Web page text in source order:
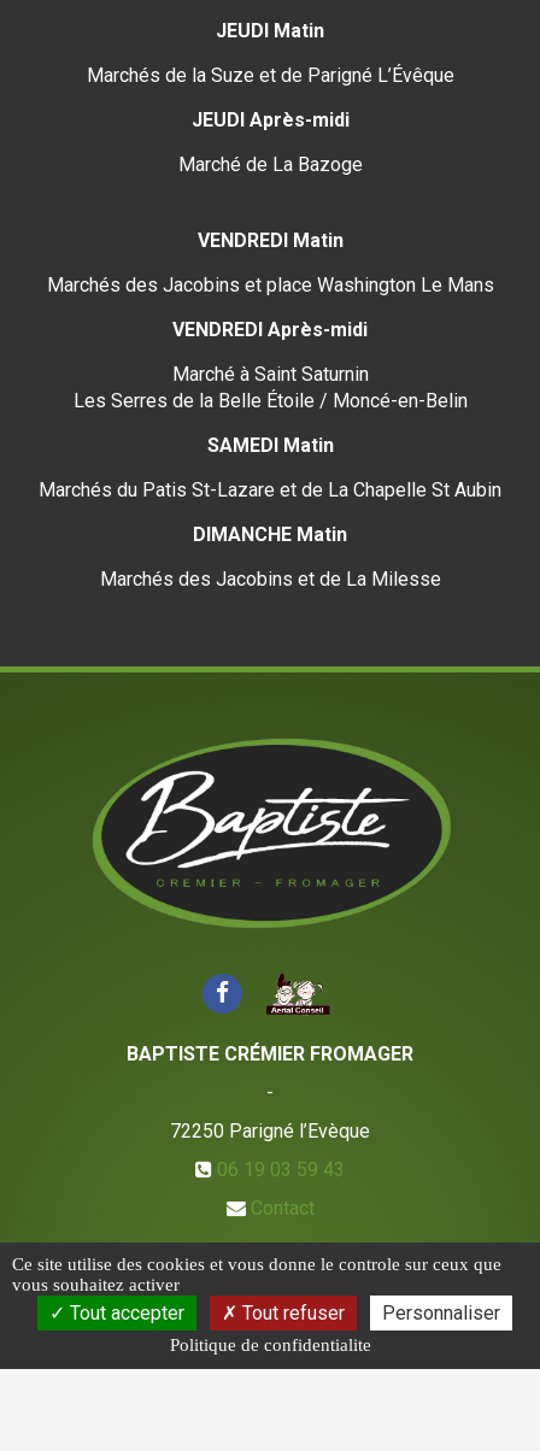
JEUDI Matin
Marchés de la Suze et de Parigné L’Évêque
JEUDI Après-midi
Marché de La Bazoge
VENDREDI Matin
Marchés des Jacobins et place Washington Le Mans
VENDREDI Après-midi
Marché à Saint Saturnin
Les Serres de la Belle Étoile / Moncé-en-Belin
SAMEDI Matin
Marchés du Patis St-Lazare et de La Chapelle St Aubin
DIMANCHE Matin
Marchés des Jacobins et de La Milesse
BAPTISTE CRÉMIER FROMAGER
-
72250 Parigné l’Evèque
06 19 03 59 43
Contact
Ce site utilise des cookies et vous donne le controle sur ceux que
vous souhaitez activer
Tout accepter Tout refuser Personnaliser
Politique de confidentialite